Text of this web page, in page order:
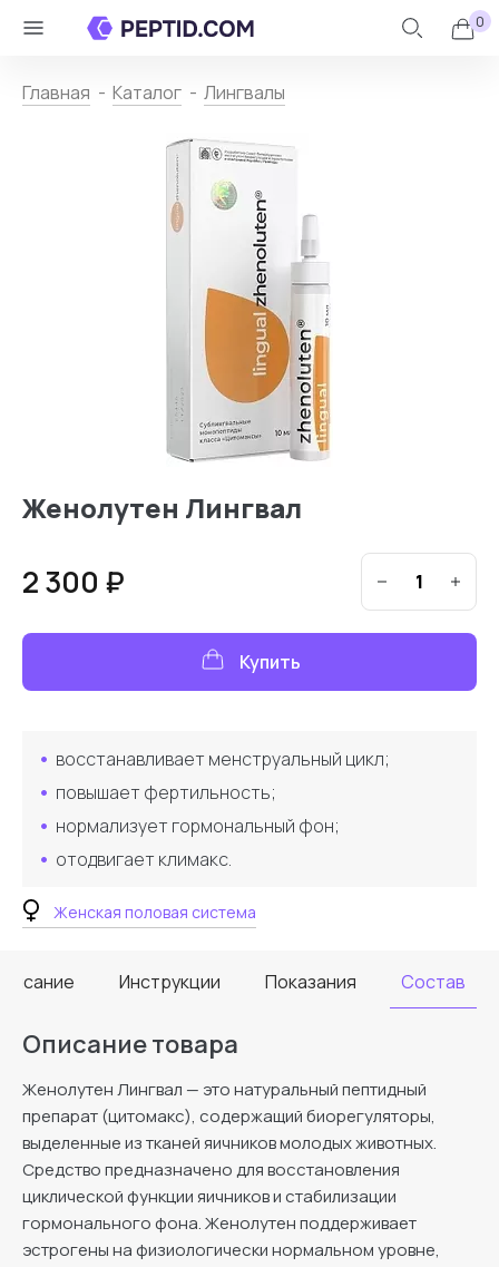
0
Главная Каталог Лингвалы
Женская половая система
Женолутен Лингвал
восстанавливает менструальный цикл;
повышает фертильность;
нормализует гормональный фон;
отодвигает климакс.
2 300 ₽
Купить
Инструкции Показания Состав
Описание товара
Женолутен Лингвал — это натуральный пептидный
препарат (цитомакс), содержащий биорегуляторы,
выделенные из тканей яичников молодых животных.
Средство предназначено для восстановления
циклической функции яичников и стабилизации
гормонального фона. Женолутен поддерживает
эстрогены на физиологически нормальном уровне,
ЛичныйНазад